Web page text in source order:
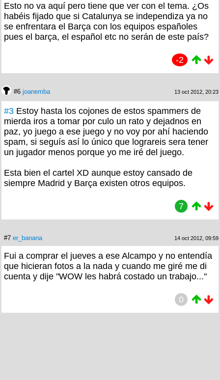
Esto no va aquí pero tiene que ver con el tema. ¿Os
habéis fijado que si Catalunya se independiza ya no
se enfrentara el Barça con los equipos españoles
pues el barça, el español etc no serán de este país?
-2
#6 joanemba 13 oct 2012, 20:23
#3 Estoy hasta los cojones de estos spammers de
mierda iros a tomar por culo un rato y dejadnos en
paz, yo juego a ese juego y no voy por ahí haciendo
spam, si seguís así lo único que lograreis sera tener
un jugador menos porque yo me iré del juego.
Esta bien el cartel XD aunque estoy cansado de
siempre Madrid y Barça existen otros equipos.
7
#7 er_banana 14 oct 2012, 09:59
Fui a comprar el jueves a ese Alcampo y no entendía
que hicieran fotos a la nada y cuando me giré me di
cuenta y dije "WOW les habrá costado un trabajo..."
0